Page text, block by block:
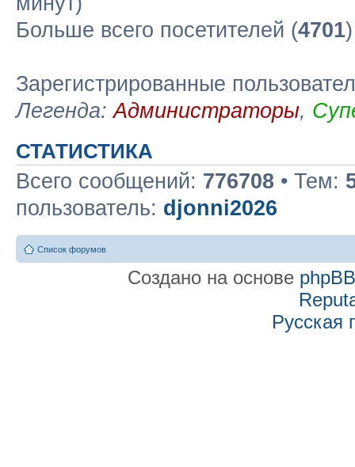
Больше всего посетителей (4701
Зарегистрированные
Легенда:Администраторы,
СТАТИСТИКА
Всего сообщений: 776708 • Тем:
пользователь: djonni2026
Список форумов
Создано на основе phpBB
Русская